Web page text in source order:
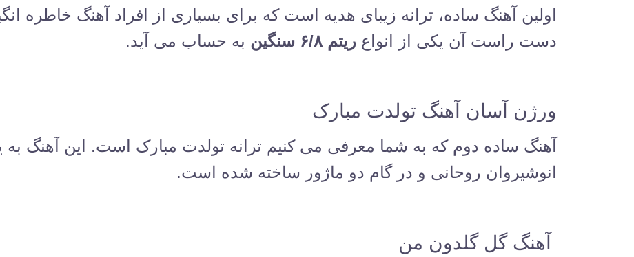
اولین آهنگ ساده، ترانه زیبای هدیه است که برای بسیاری از افراد آهنگ خاطره
دست راست آن یکی از انواع ریتم ۶/۸ سنگین به حساب می آید.
ورژن آسان آهنگ تولدت مبارک
آهنگ ساده دوم که به شما معرفی می کنیم ترانه تولدت مبارک است. این آهنگ به
انوشیروان روحانی و در گام دو ماژور ساخته شده است.
آهنگ گل گلدون من